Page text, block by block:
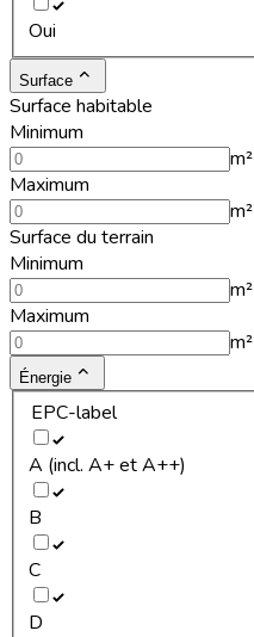
Oui
Surface
Surface habitable
Minimum
m²
Maximum
m²
Surface du terrain
Minimum
m²
Maximum
m²
Énergie
EPC-label
A (incl. A+ et A++)
B
C
D